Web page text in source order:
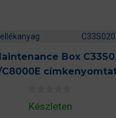
Box
C8000E
0
aKészleten